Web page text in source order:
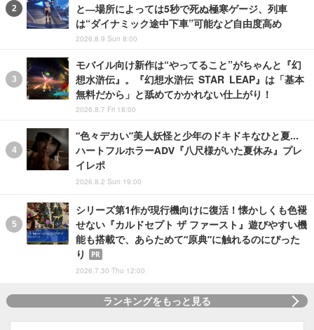
と―場所によっては5秒で死ぬ極寒ゲージ、列車
は“ダイナミック途中下車”可能など自由度高め
2026.8.9 Sun 8:00
モバイル向け新作は“やってること”がちゃんと『幻
想水滸伝』。『幻想水滸伝 STAR LEAP』は「基本
無料だから」と舐めてかかれない仕上がり！
2026.8.7 Fri 18:00
“色々デカい”美人妖怪と少年のドキドキなひと夏…
ハートフルホラーADV『八尺様がいた夏休み』プレ
イレポ
2026.8.2 Sun 19:00
シリーズ第1作が現行機向けに復活！懐かしくも色褪
せない『カルドセプト ザ ファースト』遊びやすい機
能も搭載で、あらためて“原典”に触れるのにぴった
り
PR
2026.7.30 Thu 12:00
ランキングをもっと見る